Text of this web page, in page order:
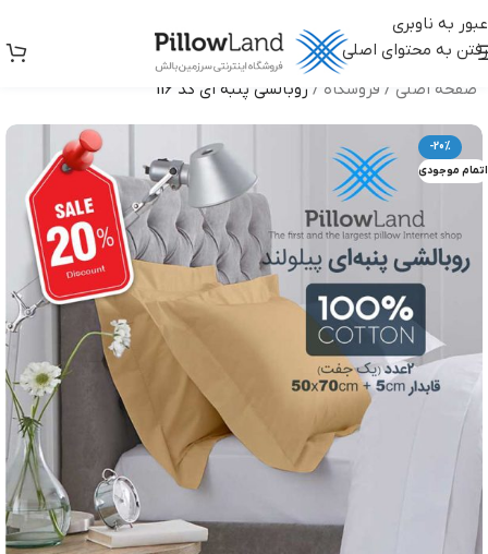
عبور به ناوبری
رفتن به محتوای اصلی
صفحه اصلی / فروشگاه / روبالشی پنبه ای کد 116
-20%
اتمام موجودی